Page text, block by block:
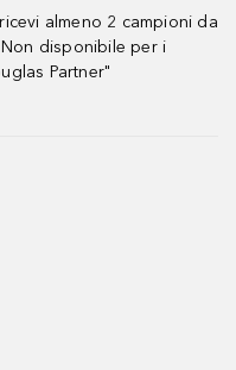
almeno 2 campioni da
disponibile per i
Partner"